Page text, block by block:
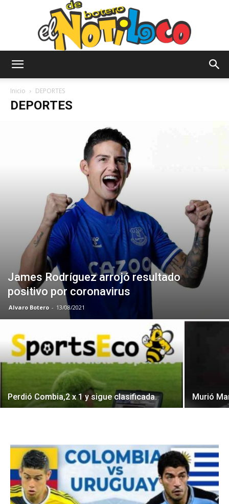
de
Botero
Inicio DEPORTES
DEPORTES
James Rodríguez arrojó resultado
positivo por coronavirus
Alvaro Botero - 13/08/2021
Perdió Combia,2 x 1 y sigue clasificada. Murió